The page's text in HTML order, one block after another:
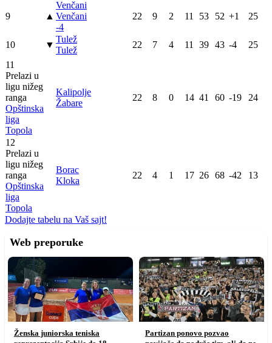
9 ▲
Venčani
Venčani
-4
22 9 2 11 53 52 +1 25
10 ▼
Tulež
Tulež
22 7 4 11 39 43 -4
25
11
Prelazi u
ligu nižeg
ranga
Opštinska
liga
Topola
Kalipolje
Žabare
22 8 0 14 41 60 -19 24
12
Prelazi u
ligu nižeg
ranga
Opštinska
liga
Topola
Borac
Kloka
22 4 1 17 26 68 -42 13
Dodajte tabelu na Vaš sajt!
Web preporuke
Ženska juniorska teniska
Partizan ponovo pozvao